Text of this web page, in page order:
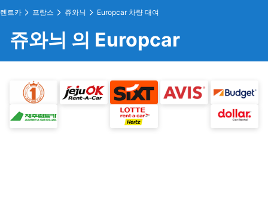
렌트카 프랑스 쥬와늬 Europcar 차량 대여
쥬와늬 의 Europcar